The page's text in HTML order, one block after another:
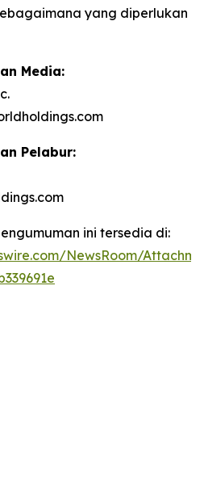
yang diperlukan
Media:
Pelabur:
ini tersedia di:
NewsRoom/